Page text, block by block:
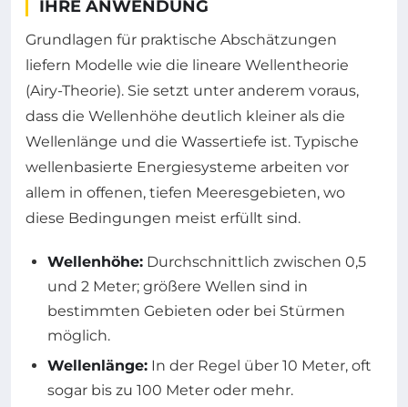
IHRE ANWENDUNG
Grundlagen für praktische Abschätzungen
liefern Modelle wie die lineare Wellentheorie
(Airy-Theorie). Sie setzt unter anderem voraus,
dass die Wellenhöhe deutlich kleiner als die
Wellenlänge und die Wassertiefe ist. Typische
wellenbasierte Energiesysteme arbeiten vor
allem in offenen, tiefen Meeresgebieten, wo
diese Bedingungen meist erfüllt sind.
Wellenhöhe: Durchschnittlich zwischen 0,5
und 2 Meter; größere Wellen sind in
bestimmten Gebieten oder bei Stürmen
möglich.
Wellenlänge: In der Regel über 10 Meter, oft
sogar bis zu 100 Meter oder mehr.